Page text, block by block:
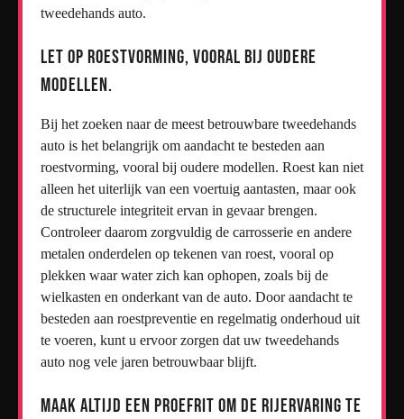
tweedehands auto.
Let op roestvorming, vooral bij oudere
modellen.
Bij het zoeken naar de meest betrouwbare tweedehands
auto is het belangrijk om aandacht te besteden aan
roestvorming, vooral bij oudere modellen. Roest kan niet
alleen het uiterlijk van een voertuig aantasten, maar ook
de structurele integriteit ervan in gevaar brengen.
Controleer daarom zorgvuldig de carrosserie en andere
metalen onderdelen op tekenen van roest, vooral op
plekken waar water zich kan ophopen, zoals bij de
wielkasten en onderkant van de auto. Door aandacht te
besteden aan roestpreventie en regelmatig onderhoud uit
te voeren, kunt u ervoor zorgen dat uw tweedehands
auto nog vele jaren betrouwbaar blijft.
Maak altijd een proefrit om de rijervaring te